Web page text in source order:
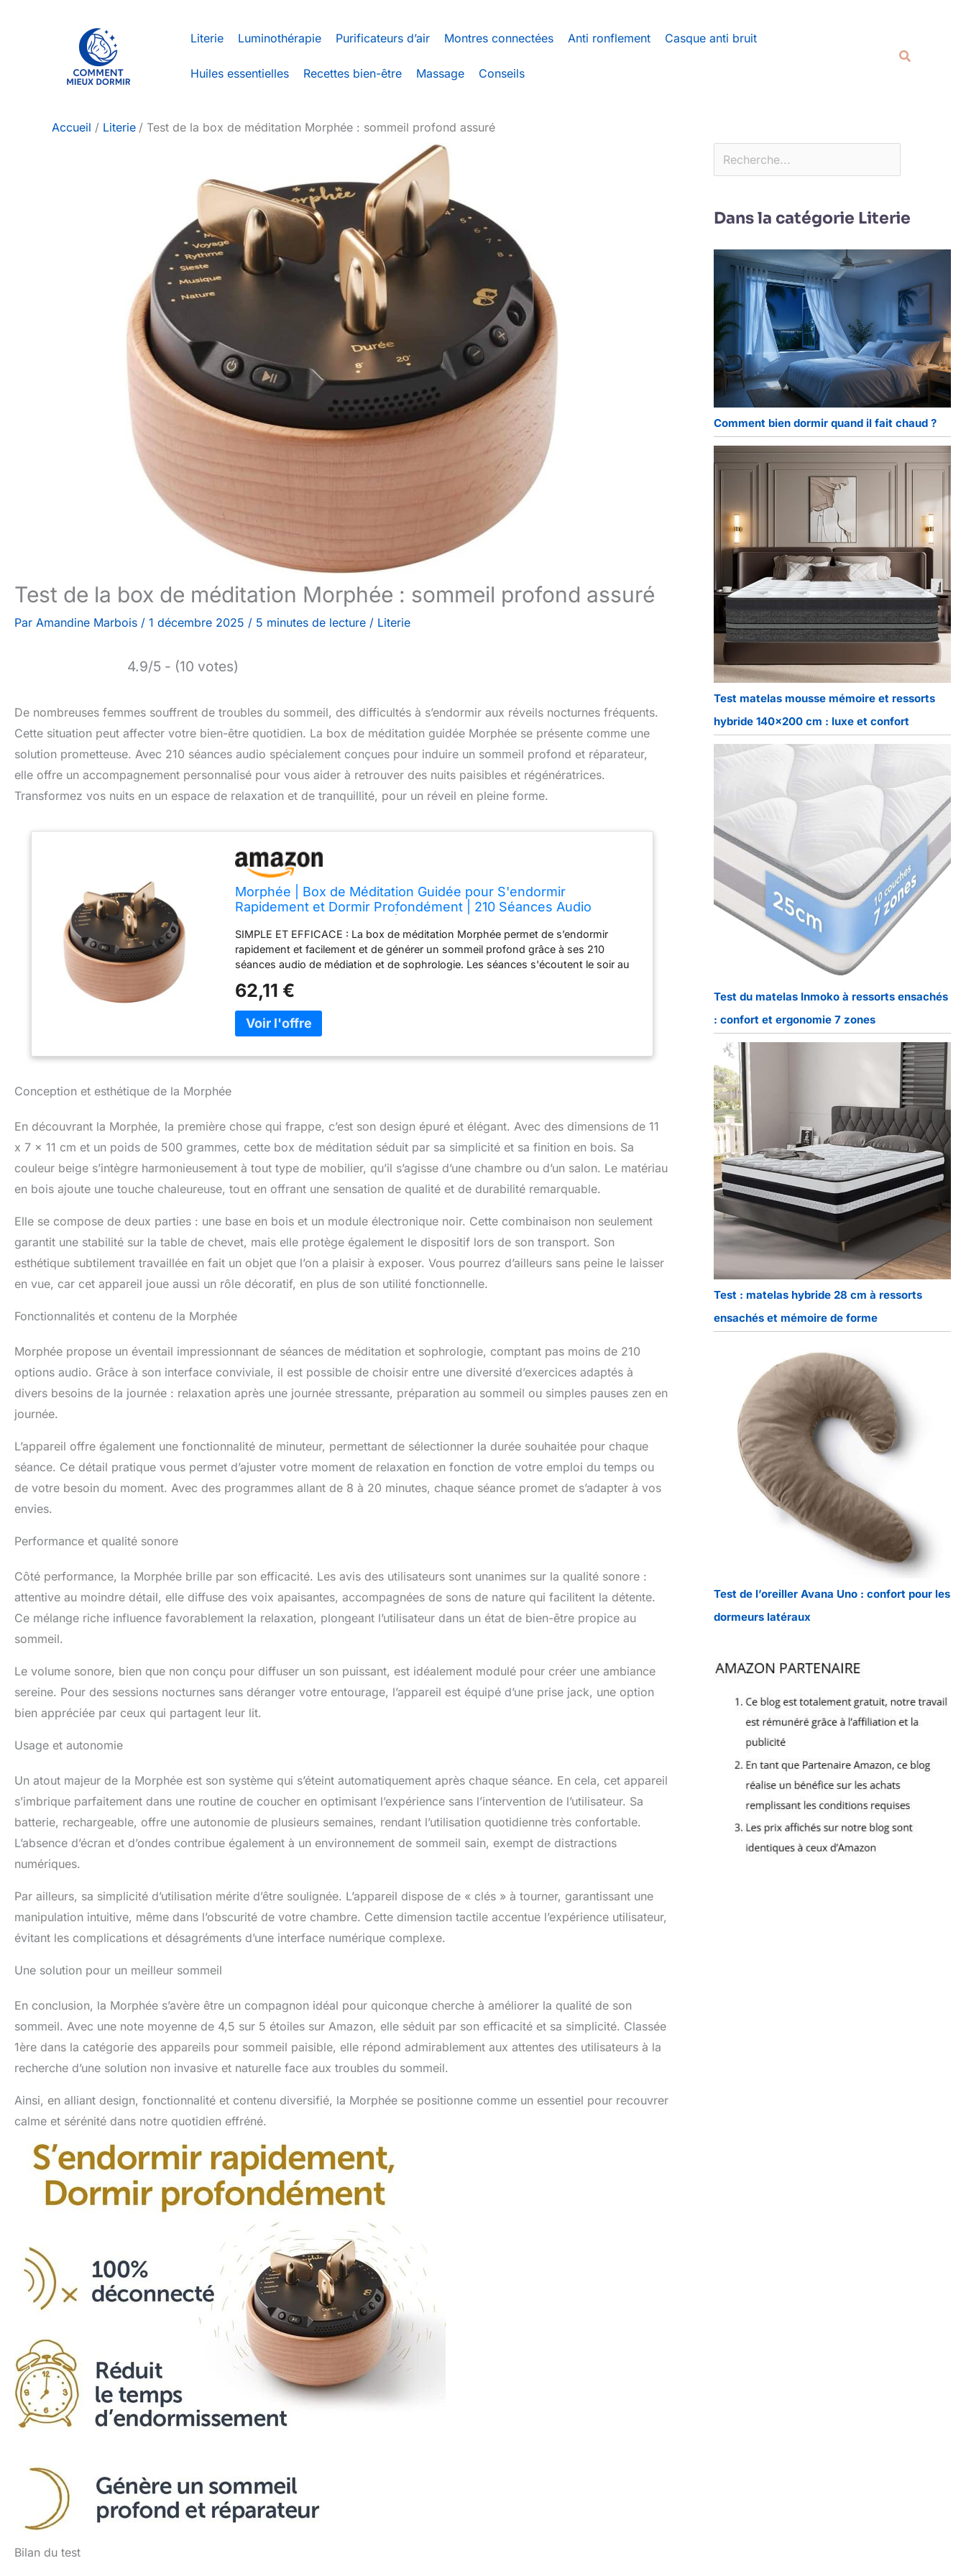
Literie Luminothérapie Purificateurs d’air Montres connectées Anti ronflement Casque anti bruit
Huiles essentielles Recettes bien-être Massage Conseils
Accueil Literie Test de la box de méditation Morphée : sommeil profond assuré
Test de la box de méditation Morphée : sommeil profond assuré
Par Amandine Marbois / 1 décembre 2025 / 5 minutes de lecture / Literie
4.9/5 - (10 votes)
De nombreuses femmes souffrent de troubles du sommeil, des difficultés à s’endormir aux réveils nocturnes fréquents.
Cette situation peut affecter votre bien-être quotidien. La box de méditation guidée Morphée se présente comme une
solution prometteuse. Avec 210 séances audio spécialement conçues pour induire un sommeil profond et réparateur,
elle offre un accompagnement personnalisé pour vous aider à retrouver des nuits paisibles et régénératrices.
Transformez vos nuits en un espace de relaxation et de tranquillité, pour un réveil en pleine forme.
Morphée | Box de Méditation Guidée pour S'endormir
Rapidement et Dormir Profondément | 210 Séances Audio
Réparateur
SIMPLE ET EFFICACE : La box de méditation Morphée permet de s’endormir
rapidement et facilement et de générer un sommeil profond grâce à ses 210
séances audio de médiation et de sophrologie. Les séances s'écoutent le soir au
sommeil paisible. 100% DECONNECTÉE : Morphée fonctionne sans smartphone
ni application mobile. Il ne dispose pas d’écran et ne diffuse pas d’ondes. Il
améliore profondément le sommeil d’un adulte ou d’un enfant de 10 ans ou plus.
210 SEANCES DE MEDITATION Morphée contient 210 séances audio réparties en
8 thèmes : Scan corporel, respiration, mouvement, visualisation, cohérence
est le cadeau idéal pour la fête des mères ou la fête des pères. C’est également le
cadeau original à offrir pour un anniversaire, noël…
62,11 €
Conception et esthétique de la Morphée
En découvrant la Morphée, la première chose qui frappe, c’est son design épuré et élégant. Avec des dimensions de 11
x 7 x 11 cm et un poids de 500 grammes, cette box de méditation séduit par sa simplicité et sa finition en bois. Sa
couleur beige s’intègre harmonieusement à tout type de mobilier, qu’il s’agisse d’une chambre ou d’un salon. Le matériau
en bois ajoute une touche chaleureuse, tout en offrant une sensation de qualité et de durabilité remarquable.
Elle se compose de deux parties : une base en bois et un module électronique noir. Cette combinaison non seulement
garantit une stabilité sur la table de chevet, mais elle protège également le dispositif lors de son transport. Son
esthétique subtilement travaillée en fait un objet que l’on a plaisir à exposer. Vous pourrez d’ailleurs sans peine le laisser
en vue, car cet appareil joue aussi un rôle décoratif, en plus de son utilité fonctionnelle.
Fonctionnalités et contenu de la Morphée
Morphée propose un éventail impressionnant de séances de méditation et sophrologie, comptant pas moins de 210
options audio. Grâce à son interface conviviale, il est possible de choisir entre une diversité d’exercices adaptés à
divers besoins de la journée : relaxation après une journée stressante, préparation au sommeil ou simples pauses zen en
journée.
L’appareil offre également une fonctionnalité de minuteur, permettant de sélectionner la durée souhaitée pour chaque
séance. Ce détail pratique vous permet d’ajuster votre moment de relaxation en fonction de votre emploi du temps ou
de votre besoin du moment. Avec des programmes allant de 8 à 20 minutes, chaque séance promet de s’adapter à vos
envies.
Performance et qualité sonore
Côté performance, la Morphée brille par son efficacité. Les avis des utilisateurs sont unanimes sur la qualité sonore :
attentive au moindre détail, elle diffuse des voix apaisantes, accompagnées de sons de nature qui facilitent la détente.
Ce mélange riche influence favorablement la relaxation, plongeant l’utilisateur dans un état de bien-être propice au
sommeil.
Le volume sonore, bien que non conçu pour diffuser un son puissant, est idéalement modulé pour créer une ambiance
sereine. Pour des sessions nocturnes sans déranger votre entourage, l’appareil est équipé d’une prise jack, une option
bien appréciée par ceux qui partagent leur lit.
Usage et autonomie
Un atout majeur de la Morphée est son système qui s’éteint automatiquement après chaque séance. En cela, cet appareil
s’imbrique parfaitement dans une routine de coucher en optimisant l’expérience sans l’intervention de l’utilisateur. Sa
batterie, rechargeable, offre une autonomie de plusieurs semaines, rendant l’utilisation quotidienne très confortable.
L’absence d’écran et d’ondes contribue également à un environnement de sommeil sain, exempt de distractions
numériques.
Par ailleurs, sa simplicité d’utilisation mérite d’être soulignée. L’appareil dispose de « clés » à tourner, garantissant une
manipulation intuitive, même dans l’obscurité de votre chambre. Cette dimension tactile accentue l’expérience utilisateur,
évitant les complications et désagréments d’une interface numérique complexe.
Une solution pour un meilleur sommeil
En conclusion, la Morphée s’avère être un compagnon idéal pour quiconque cherche à améliorer la qualité de son
sommeil. Avec une note moyenne de 4,5 sur 5 étoiles sur Amazon, elle séduit par son efficacité et sa simplicité. Classée
1ère dans la catégorie des appareils pour sommeil paisible, elle répond admirablement aux attentes des utilisateurs à la
recherche d’une solution non invasive et naturelle face aux troubles du sommeil.
Ainsi, en alliant design, fonctionnalité et contenu diversifié, la Morphée se positionne comme un essentiel pour recouvrer
calme et sérénité dans notre quotidien effréné.
Bilan du test
Dans la catégorie Literie
Comment bien dormir quand il fait chaud ?
Test matelas mousse mémoire et ressorts
hybride 140×200 cm : luxe et confort
Test du matelas Inmoko à ressorts ensachés
: confort et ergonomie 7 zones
Test : matelas hybride 28 cm à ressorts
ensachés et mémoire de forme
Test de l’oreiller Avana Uno : confort pour les
dormeurs latéraux